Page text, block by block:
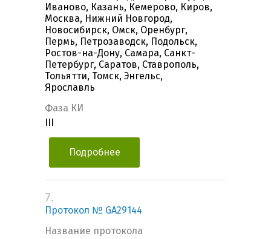
Иваново, Казань, Кемерово, Киров,
Москва, Нижний Новгород,
Новосибирск, Омск, Оренбург,
Пермь, Петрозаводск, Подольск,
Ростов-на-Дону, Самара, Санкт-
Петербург, Саратов, Ставрополь,
Тольятти, Томск, Энгельс,
Ярославль
Фаза КИ
Подробнее
7.
Протокол № GA29144
Название протокола